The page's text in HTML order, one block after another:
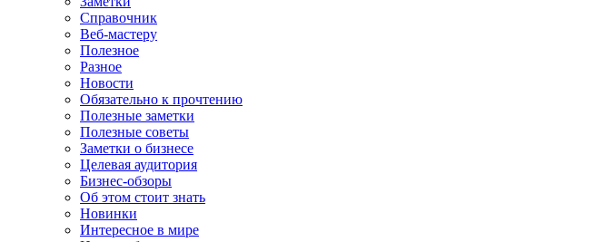
Справочник
Веб-мастеру
Полезное
Разное
Новости
Обязательно к прочтению
Полезные заметки
Полезные советы
Заметки о бизнесе
Целевая аудитория
Бизнес-обзоры
Об этом стоит знать
Новинки
Интересное в мире